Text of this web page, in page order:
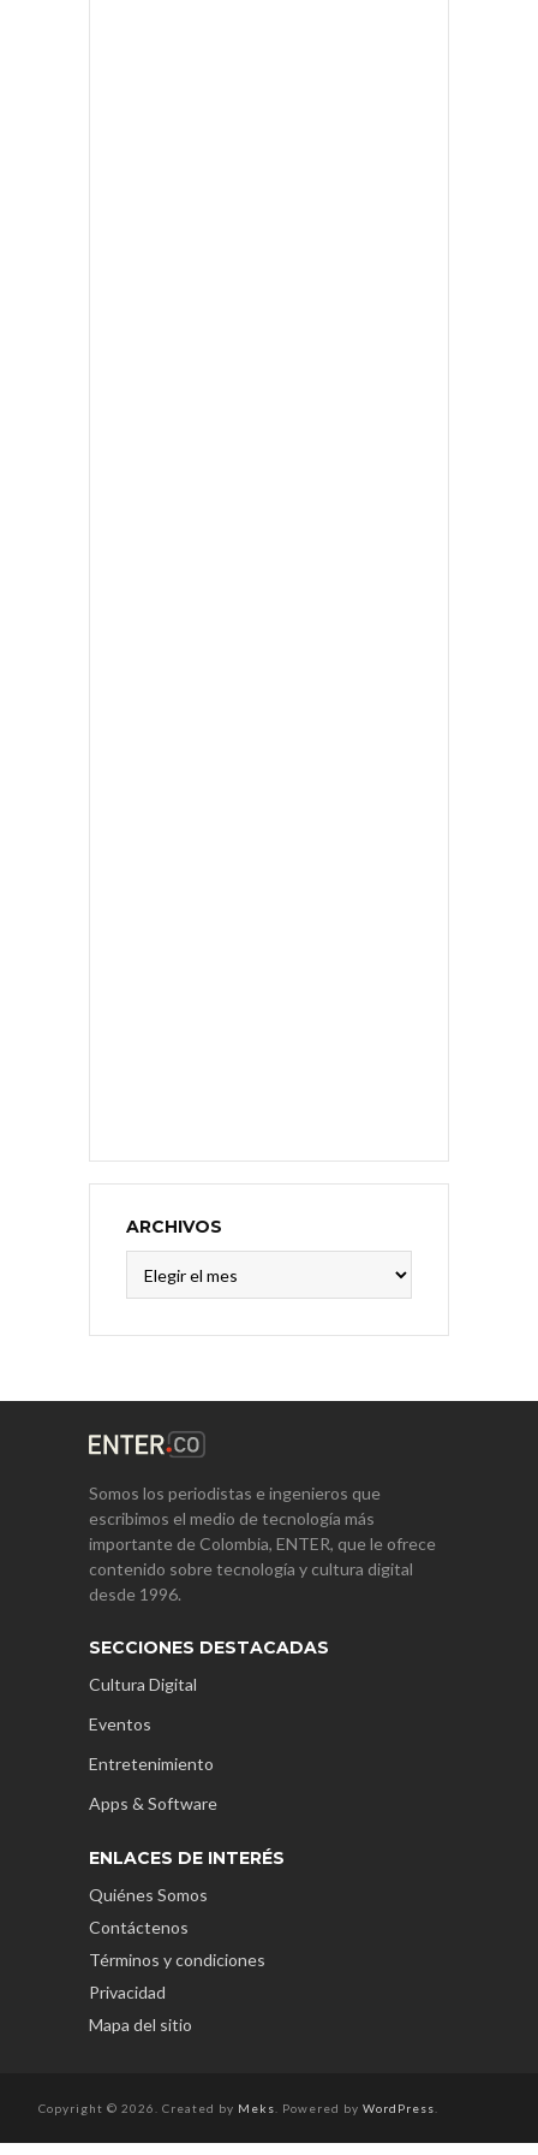
ARCHIVOS
Somos los periodistas e ingenieros que
escribimos el medio de tecnología más
importante de Colombia, ENTER, que le ofrece
contenido sobre tecnología y cultura digital
desde 1996.
SECCIONES DESTACADAS
Cultura Digital
Eventos
Entretenimiento
Apps & Software
ENLACES DE INTERÉS
Quiénes Somos
Contáctenos
Términos y condiciones
Privacidad
Mapa del sitio
Copyright © 2026. Created by Meks . Powered by WordPress